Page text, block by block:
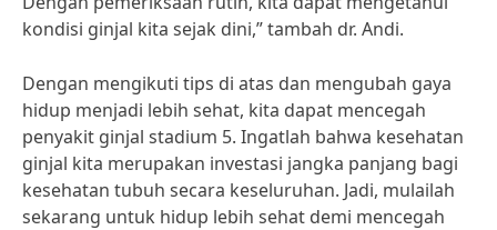
kondisi ginjal kita sejak dini,” tambah dr. Andi.
Dengan mengikuti tips di atas dan mengubah gaya
hidup menjadi lebih sehat, kita dapat mencegah
penyakit ginjal stadium 5. Ingatlah bahwa kesehatan
ginjal kita merupakan investasi jangka panjang bagi
kesehatan tubuh secara keseluruhan. Jadi, mulailah
sekarang untuk hidup lebih sehat demi mencegah